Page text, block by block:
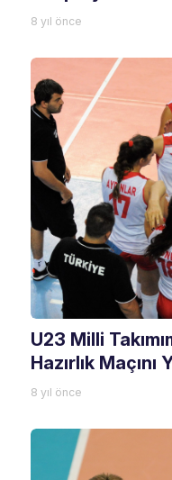
8 yıl önce
U23 Milli
Hazırlık Maçını
8 yıl önce